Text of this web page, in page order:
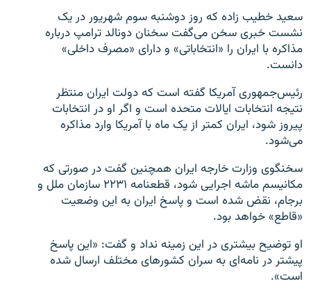
سعید خطیب زاده که روز دوشنبه سوم شهریور در یک
نشست خبری سخن می‌گفت سخنان دونالد ترامپ درباره
مذاکره با ایران را «انتخاباتی» و دارای «مصرف داخلی»
دانست.
رئيس‌جمهوری آمریکا گفته است که دولت ایران منتظر
نتیجه انتخابات ایالات متحده است و اگر او در انتخابات
پیروز شود، ایران کمتر از یک ماه با آمریکا وارد مذاکره
می‌شود.
سخنگوی وزارت خارجه ایران همچنین گفت در صورتی که
مکانیسم ماشه اجرایی شود، قطعنامه ۲۲۳۱ سازمان ملل و
برجام، نقض شده است و پاسخ ایران به این وضعیت
«قاطع» خواهد بود.
او توضیح بیشتری در این زمینه نداد و گفت: «این پاسخ
پیشتر در نامه‌ای به سران کشورهای مختلف ارسال شده
است».